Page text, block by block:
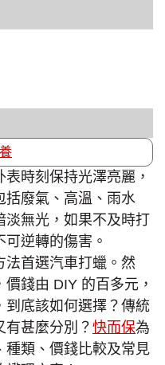
時刻保持光澤亮麗，
括廢氣、高溫、雨水
淡無光，如果不及時打
逆轉的傷害。
法首選汽車打蠟。然
錢由 DIY 的百多元，
到底該如何選擇？傳統
有甚麼分別？ 快而保為
種類、價錢比較及常見